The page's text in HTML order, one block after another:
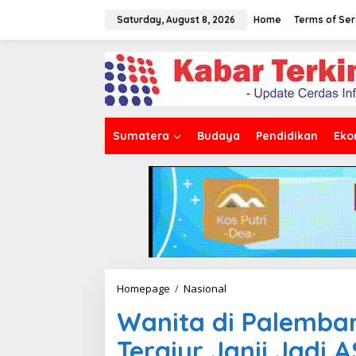
Saturday, August 8, 2026 Home Terms of
Sumatera Budaya Pendidikan
Homepage / Nasional
n
t
Wanita di